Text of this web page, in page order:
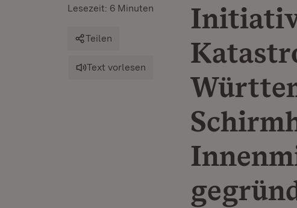
Lesezeit: 6 Minuten
Teilen
Text vorlesen